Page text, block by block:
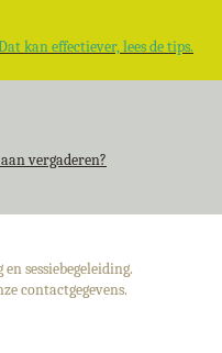
kan effectiever, lees de tips.
vergaderen?
sessiebegeleiding.
contactgegevens.